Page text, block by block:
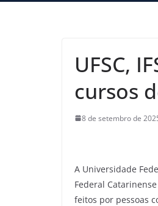
UFSC,
cursos
8 de setembro de
A Universidade
Federal
feitos por pessoas